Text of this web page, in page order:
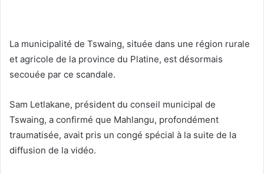
La municipalité de Tswaing, située dans une région rurale
et agricole de la province du Platine, est désormais
secouée par ce scandale.
Sam Letlakane, président du conseil municipal de
Tswaing, a confirmé que Mahlangu, profondément
traumatisée, avait pris un congé spécial à la suite de la
diffusion de la vidéo.